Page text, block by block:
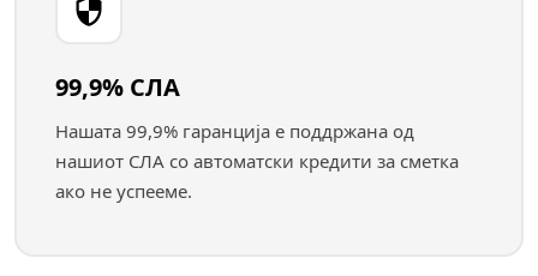
99,9% СЛА
Нашата 99,9% гаранција е поддржана од
нашиот СЛА со автоматски кредити за сметка
ако не успееме.